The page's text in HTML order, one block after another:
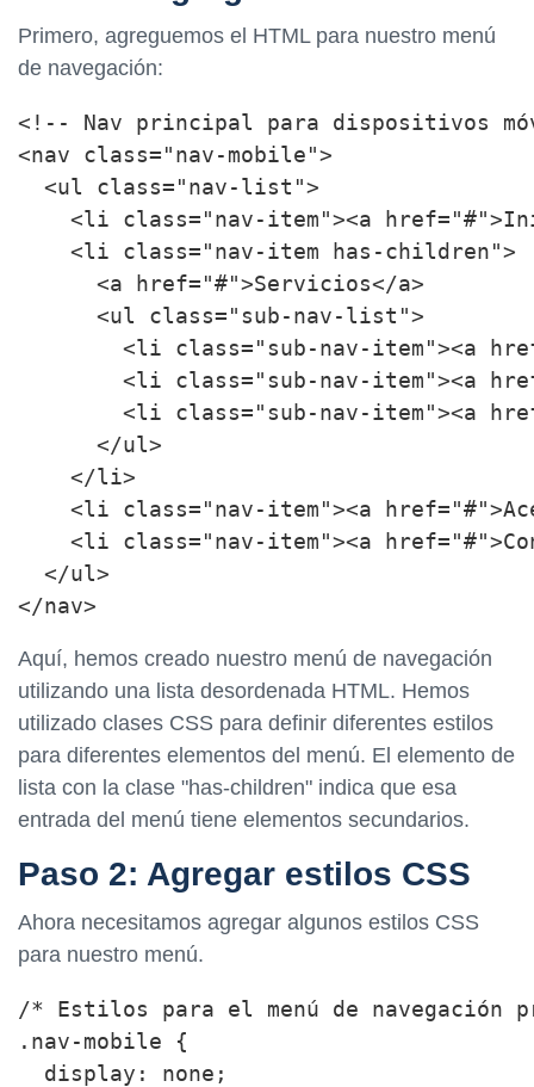
Primero, agreguemos el HTML para nuestro menú
de navegación:
<!-- Nav principal para dispositivos
<nav class="nav-mobile">
  <ul class="nav-list">
<li class="nav-item"><a
    <li class="nav-item has-children">
      <a href="#">Servicios</a>
      <ul class="sub-nav-list">
<li class="sub-nav-item"><a
<li class="sub-nav-item"><a
<li class="sub-nav-item"><a
      </ul>
    </li>
<li class="nav-item"><a
<li class="nav-item"><a
  </ul>
Aquí, hemos creado nuestro menú de navegación
utilizando una lista desordenada HTML. Hemos
utilizado clases CSS para definir diferentes estilos
para diferentes elementos del menú. El elemento de
lista con la clase "has-children" indica que esa
entrada del menú tiene elementos secundarios.
Paso 2: Agregar estilos CSS
Ahora necesitamos agregar algunos estilos CSS
para nuestro menú.
/* Estilos para el menú de
.nav-mobile {
  display: none;